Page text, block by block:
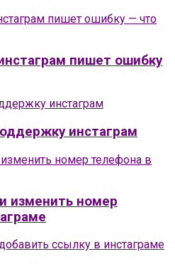
пишет ошибку
инстаграм
изменить номер